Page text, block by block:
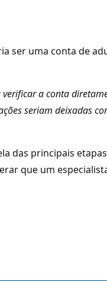
ser uma conta de
a conta
seriam deixadas
das principais
que um